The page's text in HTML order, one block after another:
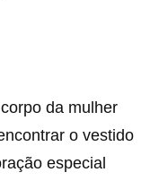
da mulher
o vestido
especial